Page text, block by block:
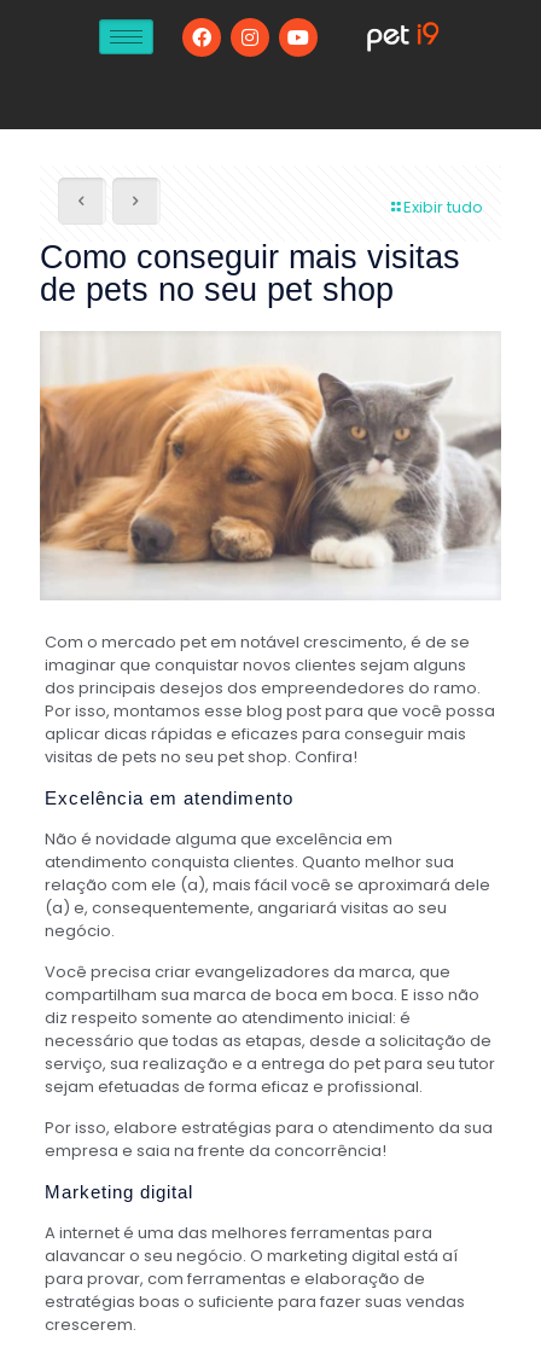
Exibir tudo
Como conseguir mais visitas
de pets no seu pet shop
Com o mercado pet em notável crescimento, é de se
imaginar que conquistar novos clientes sejam alguns
dos principais desejos dos empreendedores do ramo.
Por isso, montamos esse blog post para que você possa
aplicar dicas rápidas e eficazes para conseguir mais
visitas de pets no seu pet shop. Confira!
Excelência em atendimento
Não é novidade alguma que excelência em
atendimento conquista clientes. Quanto melhor sua
relação com ele (a), mais fácil você se aproximará dele
(a) e, consequentemente, angariará visitas ao seu
negócio.
Você precisa criar evangelizadores da marca, que
compartilham sua marca de boca em boca. E isso não
diz respeito somente ao atendimento inicial: é
necessário que todas as etapas, desde a solicitação de
serviço, sua realização e a entrega do pet para seu tutor
sejam efetuadas de forma eficaz e profissional.
Por isso, elabore estratégias para o atendimento da sua
empresa e saia na frente da concorrência!
Marketing digital
A internet é uma das melhores ferramentas para
alavancar o seu negócio. O marketing digital está aí
para provar, com ferramentas e elaboração de
estratégias boas o suficiente para fazer suas vendas
crescerem.